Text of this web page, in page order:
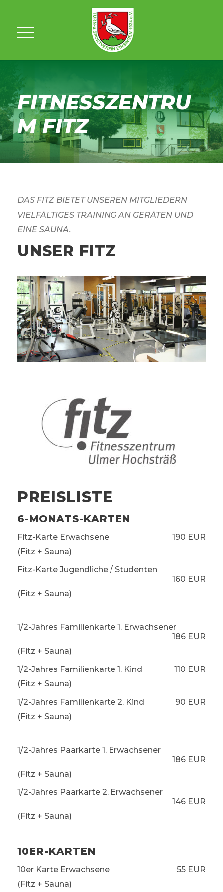
FITNESSZENTRU
M FITZ
DAS FITZ BIETET UNSEREN MITGLIEDERN
VIELFÄLTIGES TRAINING AN GERÄTEN UND
EINE SAUNA.
UNSER FITZ
PREISLISTE
6-MONATS-KARTEN
Fitz-Karte Erwachsene
190 EUR
(Fitz + Sauna)
Fitz-Karte Jugendliche / Studenten
160 EUR
(Fitz + Sauna)
1/2-Jahres Familienkarte 1. Erwachsener
186 EUR
(Fitz + Sauna)
1/2-Jahres Familienkarte 1. Kind
110 EUR
(Fitz + Sauna)
1/2-Jahres Familienkarte 2. Kind
90 EUR
(Fitz + Sauna)
1/2-Jahres Paarkarte 1. Erwachsener
186 EUR
(Fitz + Sauna)
1/2-Jahres Paarkarte 2. Erwachsener
146 EUR
(Fitz + Sauna)
10ER-KARTEN
10er Karte Erwachsene
55 EUR
(Fitz + Sauna)